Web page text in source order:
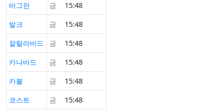
바그란
금
15:48
발크
금
15:48
잘랄라바드
금
15:48
카나바드
금
15:48
카불
금
15:48
코스트
금
15:48